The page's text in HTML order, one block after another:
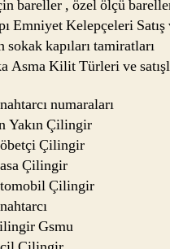
bareller , özel ölçü
Emniyet Kelepçeleri
sokak kapıları tamiratları
Asma Kilit Türleri ve
numaraları
Yakın Çilingir
Çilingir
Çilingir
Çilingir
Gsmu